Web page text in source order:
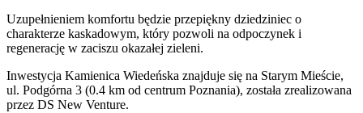
Uzupełnieniem komfortu będzie przepiękny dziedziniec o
charakterze kaskadowym, który pozwoli na odpoczynek i
regenerację w zaciszu okazałej zieleni.
Inwestycja Kamienica Wiedeńska znajduje się na Starym Mieście,
ul. Podgórna 3 (0.4 km od centrum Poznania), została zrealizowana
przez DS New Venture.